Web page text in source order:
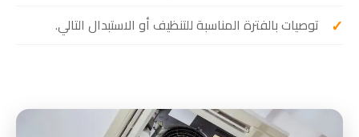
توصيات بالفترة المناسبة للتنظيف أو الاستبدال التالي.